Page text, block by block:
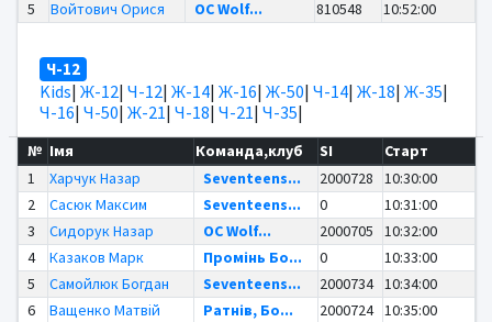
5
Войтович Орися OC Wolf... 810548 10:52:00
Ч-12
Kids| Ж-12| Ч-12| Ж-14| Ж-16| Ж-50| Ч-14| Ж-18| Ж-35|
Ч-16| Ч-50| Ж-21| Ч-18| Ч-21| Ч-35|
№ Імя Команда,клуб SI
Старт
1
Харчук Назар Seventeens... 2000728
10:30:00
2
Сасюк Максим Seventeens... 0
10:31:00
3
Сидорук Назар OC Wolf... 2000705
10:32:00
4
Казаков Марк Промінь Бо... 0
10:33:00
5
Самойлюк Богдан Seventeens... 2000734 10:34:00
6
Ващенко Матвій Ратнів, Бо... 2000724 10:35:00